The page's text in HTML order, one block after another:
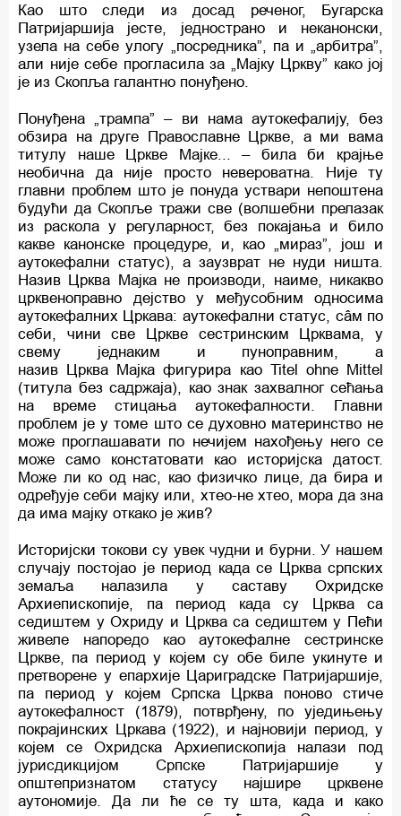
Као што следи из досад реченог, Бугарска
Патријаршија јесте, једнострано и неканонски,
узела на себе улогу „посредника”, па и „арбитра”,
али није себе прогласила за „Мајку Цркву” како јој
је из Скопља галантно понуђено.
Понуђена „трампа” – ви нама аутокефалију, без
обзира на друге Православне Цркве, а ми вама
титулу наше Цркве Мајке... – била би крајње
необична да није просто невероватна. Није ту
главни проблем што је понуда уствари непоштена
будући да Скопље тражи све (волшебни прелазак
из раскола у регуларност, без покајања и било
какве канонске процедуре, и, као „мираз”, још и
аутокефални статус), а заузврат не нуди ништа.
Назив Црква Мајка не производи, наиме, никакво
црквеноправно дејство у међусобним односима
аутокефалних Цркава: аутокефални статус, сâм по
себи, чини све Цркве сестринским Црквама, у
свему једнаким и пуноправним, а
назив Црква Мајка фигурира као Titel ohne Mittel
(титула без садржаја), као знак захвалног сећања
на време стицања аутокефалности. Главни
проблем је у томе што се духовно материнство не
може проглашавати по нечијем нахођењу него се
може само констатовати као историјска датост.
Може ли ко од нас, као физичко лице, да бира и
одређује себи мајку или, хтео-не хтео, мора да зна
да има мајку откако је жив?
Историјски токови су увек чудни и бурни. У нашем
случају постојао је период када се Црква српских
земаља налазила у саставу Охридске
Архиепископије, па период када су Црква са
седиштем у Охриду и Црква са седиштем у Пећи
живеле напоредо као аутокефалне сестринске
Цркве, па период у којем су обе биле укинуте и
претворене у епархије Цариградске Патријаршије,
па период у којем Српска Црква поново стиче
аутокефалност (1879), потврђену, по уједињењу
покрајинских Цркава (1922), и најновији период, у
којем се Охридска Архиепископија налази под
јурисдикцијом Српске Патријаршије у
општепризнатом статусу најшире црквене
аутономије. Да ли ће се ту шта, када и како